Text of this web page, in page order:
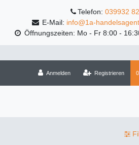
Telefon: 039932
E-Mail: info@1a-
Öffnungszeiten: Mo - Fr 8:00 -
Anmelden Registrieren 0